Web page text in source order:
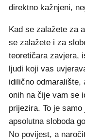
direktno kažnjeni,
Kad se zalažete za
se zalažete i za
teoretičara zavjera,
ljudi koji vas
idilično
onih na čije vam se
prijezira. To je
apsolutna sloboda
No povijest, a